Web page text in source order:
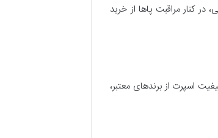
کنار مراقبت پا‌ها از خرید
اسپرت از برند‌های معتبر،